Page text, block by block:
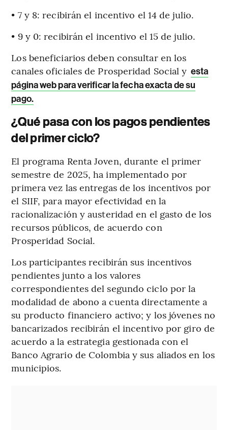
• 7 y 8: recibirán el incentivo el 14 de julio.
• 9 y 0: recibirán el incentivo el 15 de julio.
Los beneficiarios deben consultar en los
canales oficiales de Prosperidad Social y esta
página web para verificar la fecha exacta de su
pago.
¿Qué pasa con los pagos pendientes
del primer ciclo?
El programa Renta Joven, durante el primer
semestre de 2025, ha implementado por
primera vez las entregas de los incentivos por
el SIIF, para mayor efectividad en la
racionalización y austeridad en el gasto de los
recursos públicos, de acuerdo con
Prosperidad Social.
Los participantes recibirán sus incentivos
pendientes junto a los valores
correspondientes del segundo ciclo por la
modalidad de abono a cuenta directamente a
su producto financiero activo; y los jóvenes no
bancarizados recibirán el incentivo por giro de
acuerdo a la estrategia gestionada con el
Banco Agrario de Colombia y sus aliados en los
municipios.